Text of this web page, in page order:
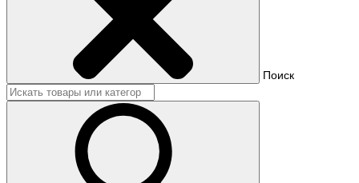
Поиск